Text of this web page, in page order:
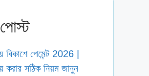
পেমেন্ট 2026 |
সঠিক নিয়ম জানুন